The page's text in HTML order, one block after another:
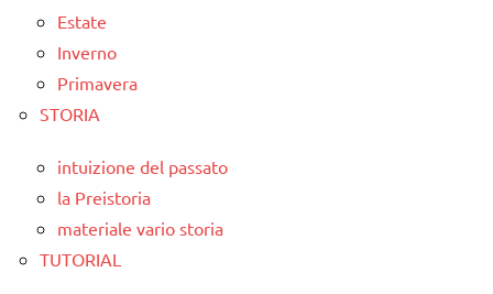
Estate
Inverno
Primavera
STORIA
intuizione del passato
la Preistoria
materiale vario storia
TUTORIAL